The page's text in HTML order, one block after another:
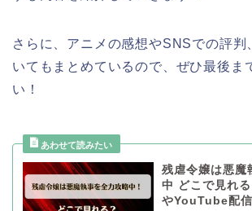
さらに、アニメの感想やSNSでの評判
いてもまとめているので、ぜひ最後ま
い！
残虐令嬢は悪魔
中 どこで見れ
やYouTube配信